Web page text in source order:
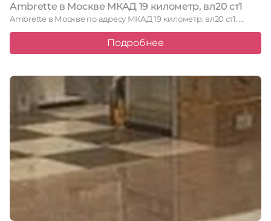
Ambrette в Москве МКАД 19 километр, вл20 ст1
Ambrette в Москве по адресу МКАД 19 километр, вл20 ст1. …
Подробнее